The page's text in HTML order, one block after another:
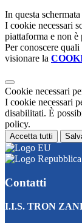
In questa
I cookie necessari
piattaforma e non
Per conoscere
visionare la
Cookie necessari
I cookie necessari
disabilitati. È
policy.
Accetta tutti
Contatti
I.I.S. TRON